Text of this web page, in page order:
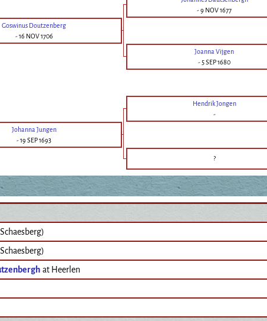
-9 NOV 1677
Goswinus Doutzenberg
-16 NOV 1706
Joanna Vijgen
-5 SEP 1680
Hendrik Jongen
-
Johanna Jungen
-19 SEP 1693
?
at Heerlen